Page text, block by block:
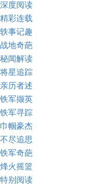
深度阅读
精彩连载
轶事记趣
战地奇葩
秘闻解读
将星追踪
亲历者述
铁军撷英
铁军寻踪
巾帼豪杰
不尽追思
铁军奇葩
烽火摇篮
特别阅读